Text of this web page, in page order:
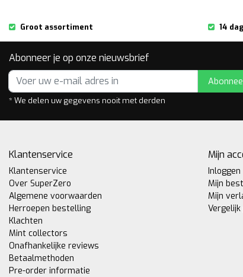
Groot assortiment 14
Abonneer je op onze nieuwsbrief
* We delen uw gegevens nooit met derden
Klantenservice
Klantenservice
Over SuperZero
Algemene voorwaarden
Herroepen bestelling
Klachten
Mint collectors
Onafhankelijke reviews
Betaalmethoden
Pre-order informatie
Mijn
Inloggen
Mijn
Mijn